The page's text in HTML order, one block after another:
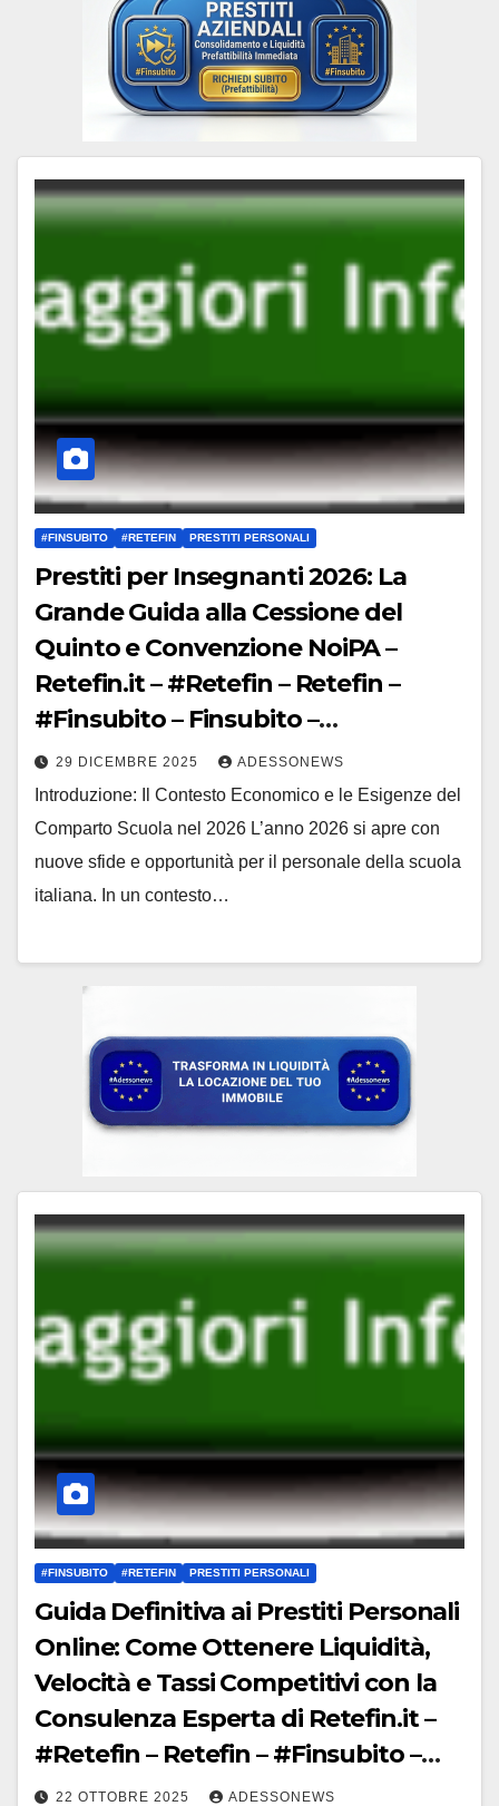
#FINSUBITO #RETEFIN PRESTITI PERSONALI
Prestiti per Insegnanti 2026: La
Grande Guida alla Cessione del
Quinto e Convenzione NoiPA –
Retefin.it – #Retefin – Retefin –
#Finsubito – Finsubito –
#Adessonews – #Adessonews –
#Finsubito – Adessonews
29 DICEMBRE 2025 ADESSONEWS
Introduzione: Il Contesto Economico e le Esigenze del
Comparto Scuola nel 2026 L’anno 2026 si apre con
nuove sfide e opportunità per il personale della scuola
italiana. In un contesto…
#FINSUBITO #RETEFIN PRESTITI PERSONALI
Guida Definitiva ai Prestiti Personali
Online: Come Ottenere Liquidità,
Velocità e Tassi Competitivi con la
Consulenza Esperta di Retefin.it –
#Retefin – Retefin – #Finsubito –
Finsubito – #Adessonews –
22 OTTOBRE 2025 ADESSONEWS